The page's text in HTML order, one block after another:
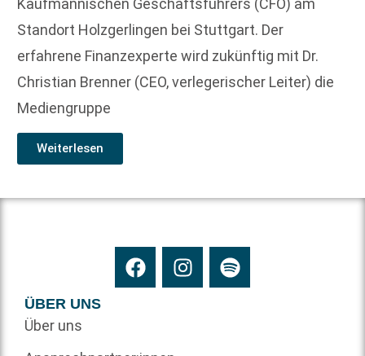
Kaufmännischen Geschäftsführers (CFO) am
Standort Holzgerlingen bei Stuttgart. Der
erfahrene Finanzexperte wird zukünftig mit Dr.
Christian Brenner (CEO, verlegerischer Leiter) die
Mediengruppe
Weiterlesen
ÜBER UNS
Über uns